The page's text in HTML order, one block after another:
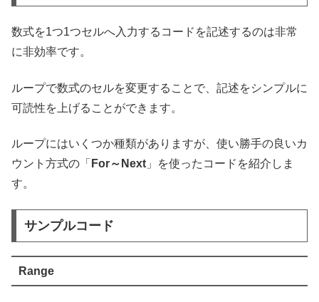
数式を1つ1つセルへ入力するコードを記述するのは非常
に非効率です。
ループで数式のセルを変更することで、記述をシンプルに
可読性を上げることができます。
ループにはいくつか種類がありますが、使い勝手の良いカ
ウント方式の「 For～Next 」を使ったコードを紹介しま
す。
サンプルコード
Range